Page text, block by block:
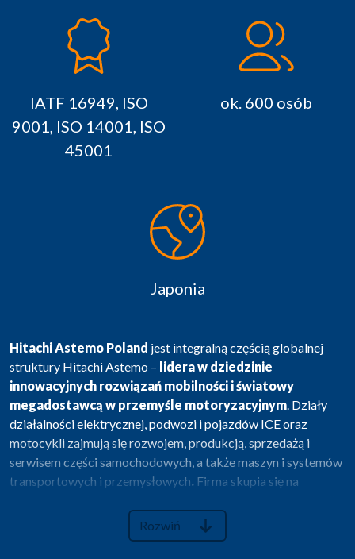
IATF 16949, ISO
9001, ISO 14001, ISO
45001
ok. 600 osób
Japonia
Hitachi Astemo Poland jest integralną częścią globalnej
struktury Hitachi Astemo – lidera w dziedzinie
innowacyjnych rozwiązań mobilności i światowy
megadostawcą w przemyśle motoryzacyjnym. Działy
działalności elektrycznej, podwozi i pojazdów ICE oraz
motocykli zajmują się rozwojem, produkcją, sprzedażą i
serwisem części samochodowych, a także maszyn i systemów
transportowych i przemysłowych. Firma skupia się na
w trzech kluczowych obszarach:
elektryfikacji,
autonomicznej jazdy oraz łączności. Dzięki tym
Rozwiń